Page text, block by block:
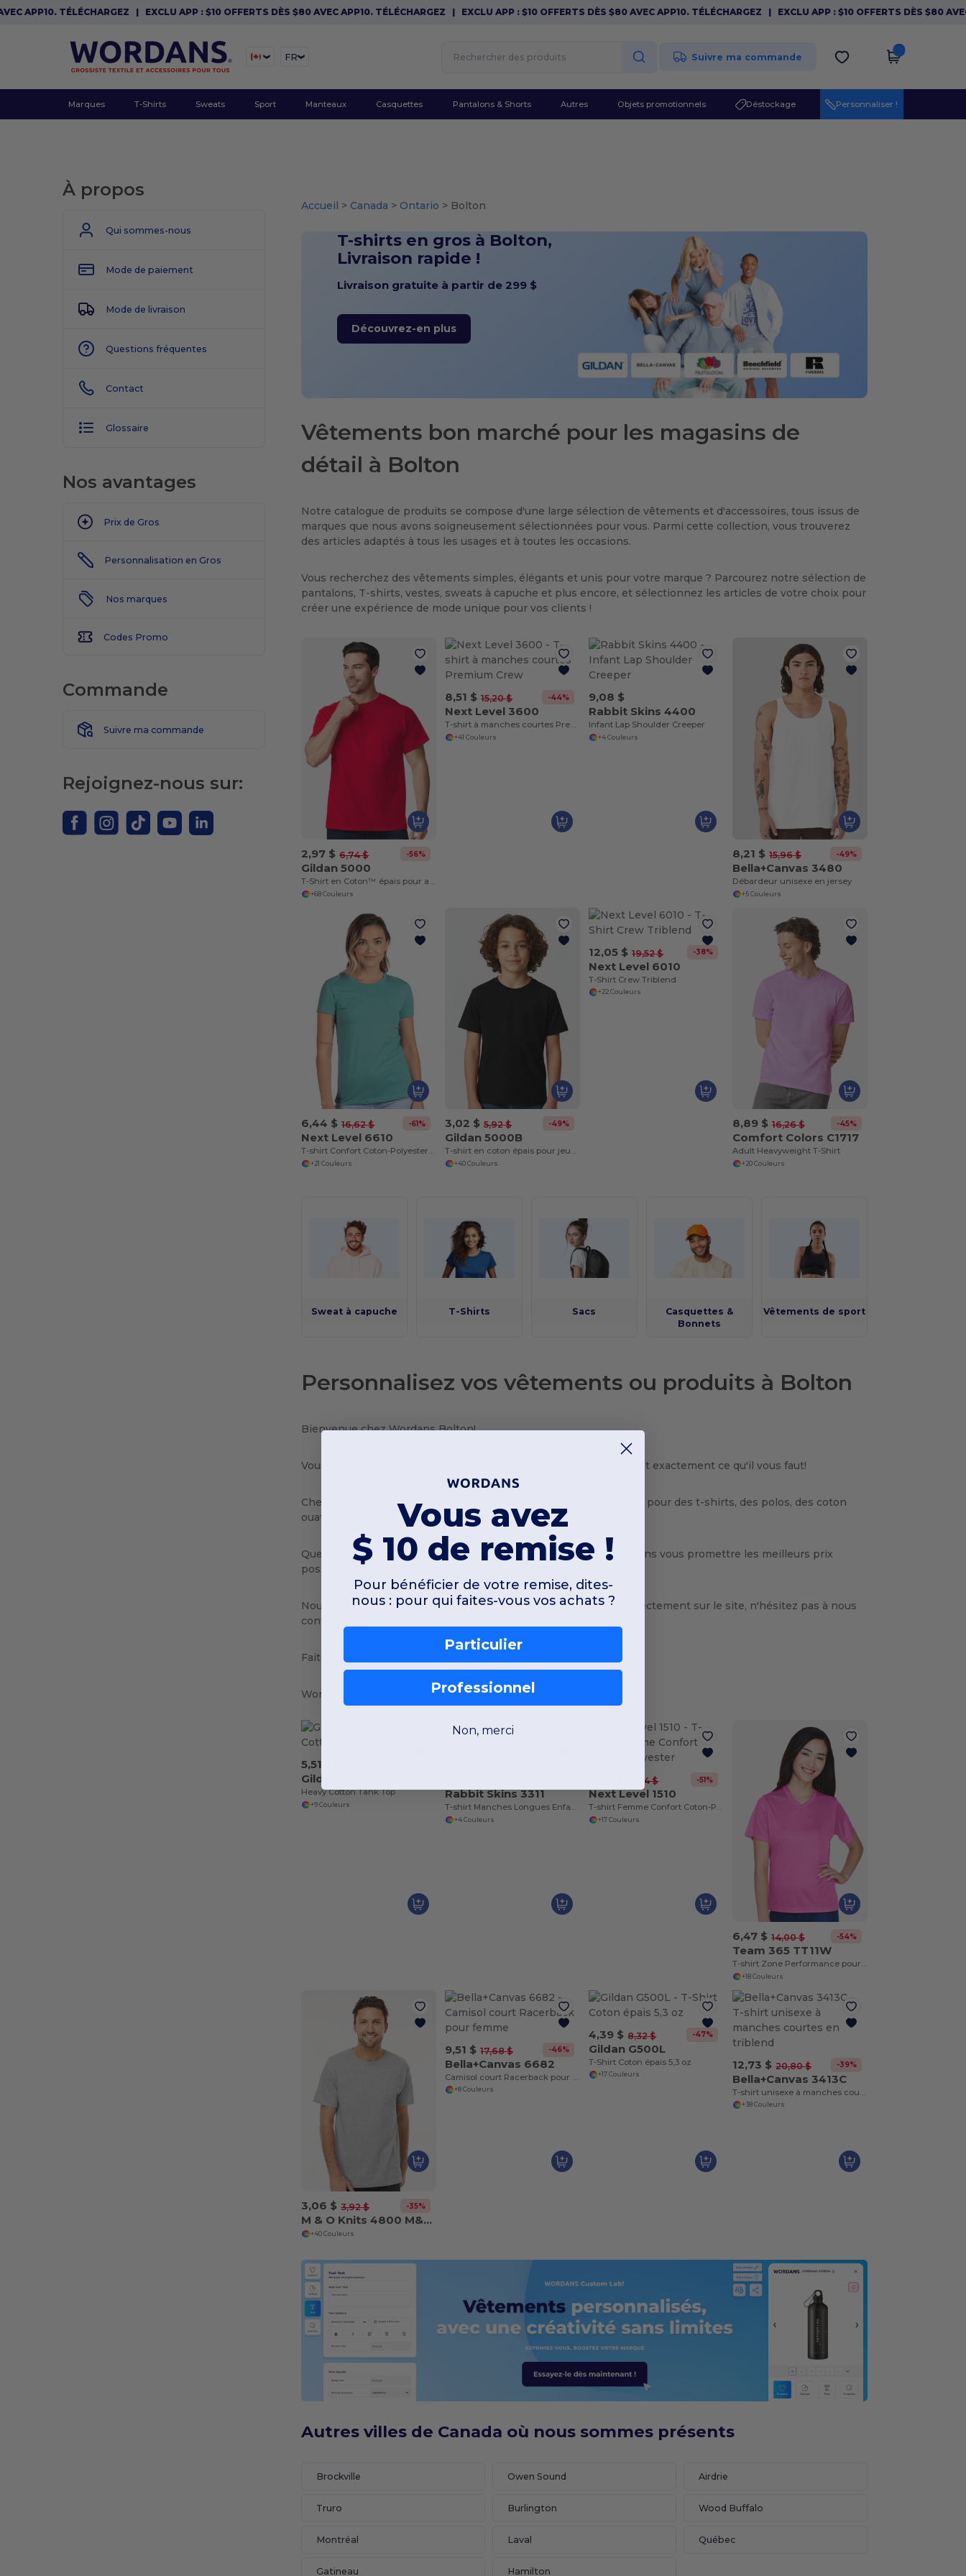
TÉLÉCHARGEZ|EXCLU APP : $10 OFFERTS DÈS $80 AVEC APP10. TÉLÉCHARGEZ|EXCLU APP : $10 OFFERTS DÈS $80 AVEC APP10. TÉLÉCHARGEZ|EXCLU APP : $10 OFFERTS DÈS $80 AVEC
FR Suivre ma commande
Marques T-Shirts Sweats Sport Manteaux Casquettes Pantalons & Shorts Autres Objets promotionnels Déstockage Personnaliser !
À propos
Qui sommes-nous
Mode de paiement
Mode de livraison
Questions fréquentes
Contact
Glossaire
Nos avantages
Prix de Gros
Personnalisation en Gros
Nos marques
Codes Promo
Commande
Suivre ma commande
Rejoignez-nous sur:
Accueil > Canada > Ontario > Bolton
T-shirts en gros à Bolton,
Livraison rapide !
Livraison gratuite à partir de 299 $
Découvrez-en plus
Vêtements bon marché pour les magasins de
détail à Bolton
Notre catalogue de produits se compose d'une large sélection de vêtements et d'accessoires, tous issus de
marques que nous avons soigneusement sélectionnées pour vous. Parmi cette collection, vous trouverez
des articles adaptés à tous les usages et à toutes les occasions.
Vous recherchez des vêtements simples, élégants et unis pour votre marque ? Parcourez notre sélection de
pantalons, T-shirts, vestes, sweats à capuche et plus encore, et sélectionnez les articles de votre choix pour
créer une expérience de mode unique pour vos clients !
2,97 $ 6,74 $ -56%
Gildan 5000
T-Shirt en Coton™ épais pour adultes
+68 Couleurs
8,51 $ 15,20 $ -44%
Next Level 3600
T-shirt à manches courtes Premium Crew
+41 Couleurs
9,08 $
Rabbit Skins 4400
Infant Lap Shoulder Creeper
+4 Couleurs
8,21 $ 15,96 $ -49%
Bella+Canvas 3480
Débardeur unisexe en jersey
+5 Couleurs
6,44 $ 16,62 $ -61%
Next Level 6610
T-shirt Confort Coton-Polyester Premium
+21 Couleurs
3,02 $ 5,92 $ -49%
Gildan 5000B
T-shirt en coton épais pour jeunes 8,8 oz
+40 Couleurs
12,05 $ 19,52 $ -38%
Next Level 6010
T-Shirt Crew Triblend
+22 Couleurs
8,89 $ 16,26 $ -45%
Comfort Colors C1717
Adult Heavyweight T-Shirt
+20 Couleurs
Sweat à capuche T-Shirts Sacs
Casquettes &
Bonnets
Vêtements de sport
Personnalisez vos vêtements ou produits à Bolton
Bienvenue chez Wordans Bolton!
Vous êtes à la recherche de t-shirts en gros à Bolton? Wordans est exactement ce qu'il vous faut!
Chez Wordans, nous avons tous les marques connues, que ce soit pour des t-shirts, des polos, des coton
ouatés, des casquettes ou même des manteaux d'hiver!
Que ce soit pour des commandes en gros ou à l'unité, nous pouvons vous promettre les meilleurs prix
possibles sur le marché ainsi qu'une livraison ultra rapide!
Nous avons l'inventaire en temps réel auquel vous avez accès directement sur le site, n'hésitez pas à nous
contacter si vous avez des questions!
Faites de Wordans votre expérience mode à Bolton!
Wordans est votre magasin de vêtements à Bolton
5,51 $
Gildan 5200
Heavy Cotton Tank Top
+9 Couleurs
Rabbit Skins 3311
T-shirt Manches Longues Enfant Confort Jersey
+4 Couleurs
11,44 $ -51%
Next Level 1510
T-shirt Femme Confort Coton-Polyester
+17 Couleurs
6,47 $ 14,00 $ -54%
Team 365 TT11W
T-shirt Zone Performance pour femme
+18 Couleurs
3,06 $ 3,92 $ -35%
M & O Knits 4800 M&O GOLD SOFT TOUCH
+40 Couleurs
9,51 $ 17,68 $ -46%
Bella+Canvas 6682
+8 Couleurs
4,39 $ 8,32 $ -47%
Gildan G500L
T-Shirt Coton épais 5,3 oz
+17 Couleurs
12,73 $ 20,80 $ -39%
Bella+Canvas 3413C
+38 Couleurs
Autres villes de Canada où nous sommes présents
Brockville Owen Sound Airdrie
Truro Burlington Wood Buffalo
Montréal Laval Québec
Gatineau Hamilton
Vous avez
$ 10 de remise !
Pour bénéficier de votre remise, dites-
nous : pour qui faites-vous vos achats ?
Particulier
Professionnel
Non, merci